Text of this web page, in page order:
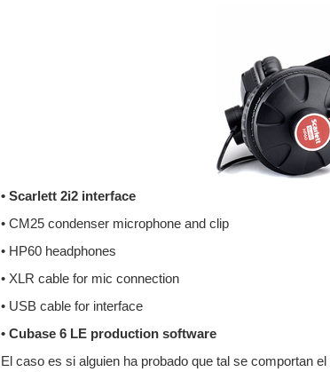
• Scarlett 2i2 interface
• CM25 condenser microphone and clip
• HP60 headphones
• XLR cable for mic connection
• USB cable for interface
• Cubase 6 LE production software
El caso es si alguien ha probado que tal se comportan